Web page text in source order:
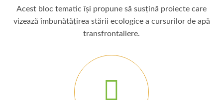
Acest bloc tematic își propune să susțină proiecte care
vizează îmbunătățirea stării ecologice a cursurilor de apă
transfrontaliere.